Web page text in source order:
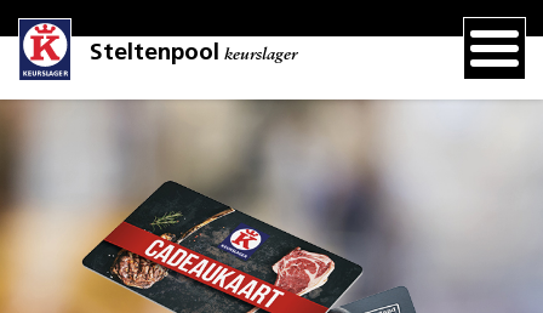
Steltenpool keurslager